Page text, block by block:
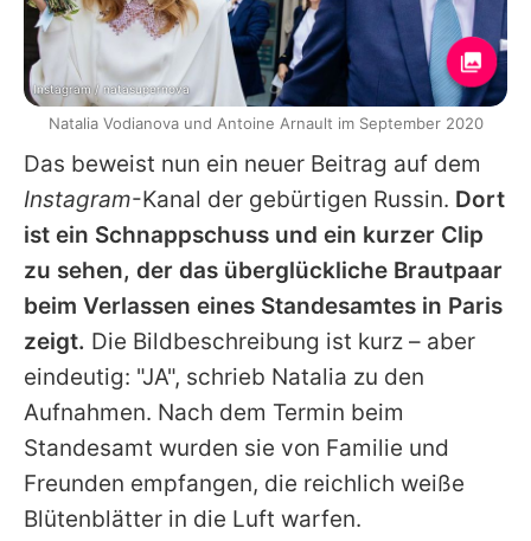
Das beweist nun ein neuer Beitrag auf dem
Instagram-Kanal der gebürtigen Russin. Dort
ist ein Schnappschuss und ein kurzer Clip
zu sehen, der das überglückliche Brautpaar
beim Verlassen eines Standesamtes in Paris
zeigt. Die Bildbeschreibung ist kurz – aber
eindeutig: "JA", schrieb Natalia zu den
Aufnahmen. Nach dem Termin beim
Standesamt wurden sie von Familie und
Freunden empfangen, die reichlich weiße
Blütenblätter in die Luft warfen.
Instagram / natasupernova
Natalia Vodianova und Antoine Arnault im September 2020